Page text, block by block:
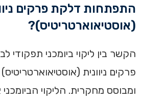
התפתחות דלקת פרקים
(אוסטיאוארטריטיס)?
הקשר בין ליקוי ביומכני תפקודי
פרקים ניוונית
ומבוסס מחקרית. הליקוי הביומכני